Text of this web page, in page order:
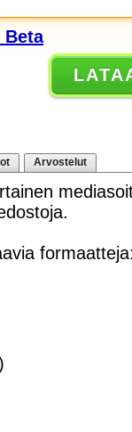
Beta
Arvostelut